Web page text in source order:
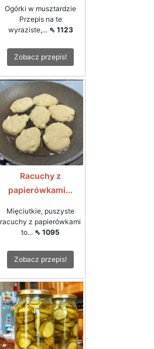
Ogórki w musztardzie
Przepis na te
wyraziste,... ⇖ 1123
Zobacz przepis!
Racuchy z
papierówkami...
Mięciutkie, puszyste
racuchy z papierówkami
to... ⇖ 1095
Zobacz przepis!